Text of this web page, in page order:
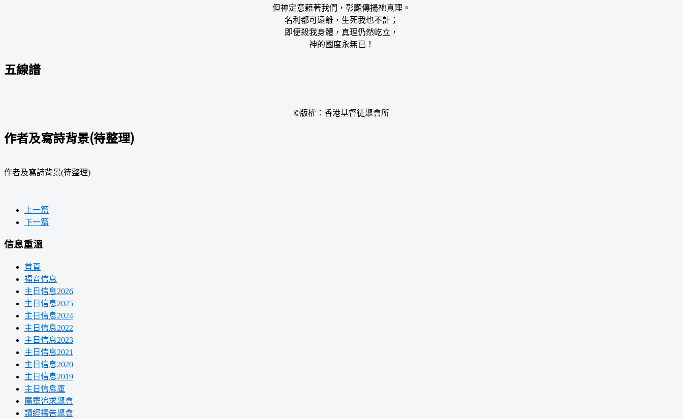
但神定意藉著我們，彰顯傳揚祂真理。
名利都可遠離，生死我也不計；
即便殺我身體，真理仍然屹立，
神的國度永無已！
五線譜
©版權：香港基督徒聚會所
作者及寫詩背景(待整理)
作者及寫詩背景(待整理)
上一篇
下一篇
信息重溫
首頁
福音信息
主日信息2026
主日信息2025
主日信息2024
主日信息2022
主日信息2023
主日信息2021
主日信息2020
主日信息2019
主日信息庫
屬靈追求聚會
讀經禱告聚會